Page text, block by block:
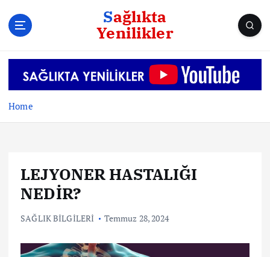
Sağlıkta
Yenilikler
Home
LEJYONER HASTALIĞI
NEDİR?
SAĞLIK BİLGİLERİ Temmuz 28, 2024